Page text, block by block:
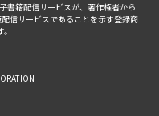
書籍配信サービスが、著作権者から
信サービスであることを示す登録商